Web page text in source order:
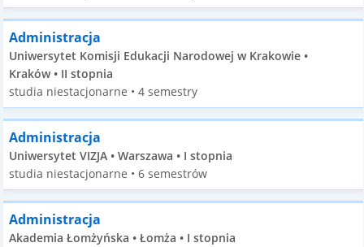
Administracja
Uniwersytet Komisji Edukacji Narodowej w Krakowie •
Kraków • II stopnia
studia niestacjonarne • 4 semestry
Administracja
Uniwersytet VIZJA • Warszawa • I stopnia
studia niestacjonarne • 6 semestrów
Administracja
Akademia Łomżyńska • Łomża • I stopnia